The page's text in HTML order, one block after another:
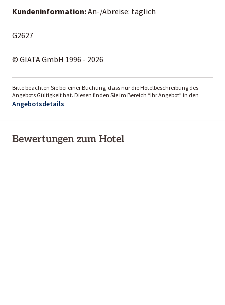
Kundeninformation:An-/Abreise: täglich
G2627
© GIATA GmbH 1996 - 2026
Bitte beachten Sie bei einer Buchung, dass nur die Hotelbeschreibung des
Angebots Gültigkeit hat. Diesen finden Sie im Bereich “Ihr Angebot” in den
Angebotsdetails.
Bewertungen zum Hotel